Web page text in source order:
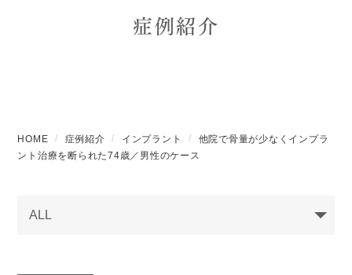
症例紹介
HOME 症例紹介 インプラント
他院で骨量が少なくインプラ
ント治療を断られた74歳／男性のケース